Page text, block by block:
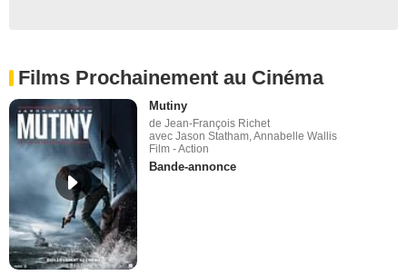
Films Prochainement au Cinéma
Mutiny
de Jean-François Richet
avec Jason Statham, Annabelle Wallis
Film - Action
Bande-annonce